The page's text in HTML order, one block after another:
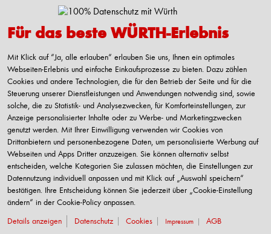
Kontaktieren
Adolf Würth GmbH & Co. KG
74653 Künzelsau-Gaisbach
Deutschland
Alle Kontaktmöglichkeiten
+49 7940 15-2400
info@wuerth.com
Verkauf nur an Unternehmer, Gewerbetreibende, Freiberufler und öffentliche
Institutionen, nicht jedoch an Verbraucher im Sinne des § 13 BGB. Alle Preise in
Euro zzgl. gesetzl. MwSt. Angebote freibleibend
Für das beste WÜRTH-Erlebnis
Mit Klick auf “Ja, alle erlauben“ erlauben Sie uns, Ihnen ein optimales
Webseiten-Erlebnis und einfache Einkaufsprozesse zu bieten. Dazu zählen
Cookies und andere Technologien, die für den Betrieb der Seite und für die
Steuerung unserer Dienstleistungen und Anwendungen notwendig sind, sowie
solche, die zu Statistik- und Analysezwecken, für Komforteinstellungen, zur
Anzeige personalisierter Inhalte oder zu Werbe- und Marketingzwecken
genutzt werden. Mit Ihrer Einwilligung verwenden wir Cookies von
Drittanbietern und personenbezogene Daten, um personalisierte Werbung auf
Webseiten und Apps Dritter anzuzeigen. Sie können alternativ selbst
entscheiden, welche Kategorien Sie zulassen möchten, die Einstellungen zur
Datennutzung individuell anpassen und mit Klick auf „Auswahl speichern“
bestätigen. Ihre Entscheidung können Sie jederzeit über „Cookie-Einstellung
ändern“ in der Cookie-Policy anpassen.
Details anzeigen Datenschutz Cookies Impressum AGB